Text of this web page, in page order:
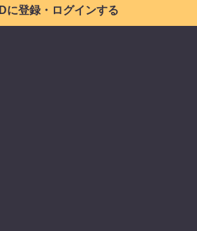
に登録・ログインする